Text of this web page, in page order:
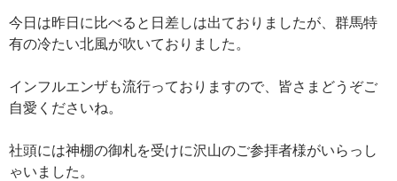
今日は昨日に比べると日差しは出ておりましたが、群馬特
有の冷たい北風が吹いておりました。
インフルエンザも流行っておりますので、皆さまどうぞご
自愛くださいね。
社頭には神棚の御札を受けに沢山のご参拝者様がいらっし
ゃいました。